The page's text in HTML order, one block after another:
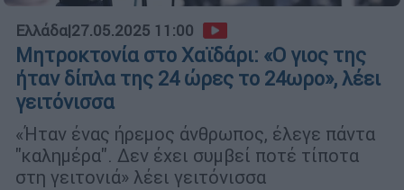
Ελλάδα|27.05.2025 11:00
Μητροκτονία στο Χαϊδάρι: «Ο γιος της
ήταν δίπλα της 24 ώρες το 24ωρο», λέει
γειτόνισσα
«Ήταν ένας ήρεμος άνθρωπος, έλεγε πάντα
"καλημέρα". Δεν έχει συμβεί ποτέ τίποτα
στη γειτονιά» λέει γειτόνισσα